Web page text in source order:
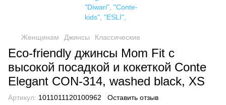
Женщинам Джинсы Классические
Eco-friendly джинсы Mom Fit с
высокой посадкой и кокеткой Conte
Elegant CON-314, washed black, XS
Артикул: 1011011120100962 Оставить отзыв